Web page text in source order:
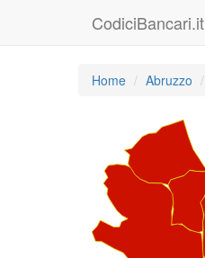
CodiciBancari.it
Home Abruzzo